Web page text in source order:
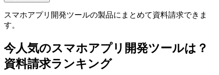
スマホアプリ開発ツールの製品にまとめて資料請求できま
す。
今人気のスマホアプリ開発ツールは？
資料請求ランキング